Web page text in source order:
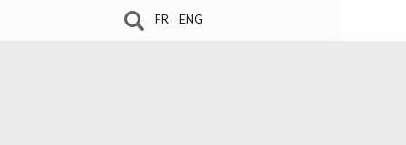
FR ENG